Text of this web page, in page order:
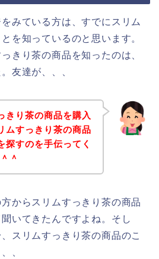
みている方は、すでにスリム
を知っているのと思います。
きり茶の商品を知ったのは、
友達が、、、
きり茶の商品を購入
ムすっきり茶の商品
探すのを手伝ってく
＾
からスリムすっきり茶の商品
いてきたんですよね。そし
スリムすっきり茶の商品のこ
、